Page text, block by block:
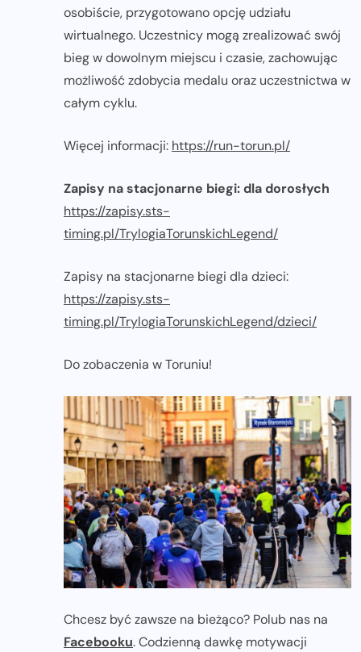
osobiście, przygotowano opcję udziału
wirtualnego. Uczestnicy mogą zrealizować swój
bieg w dowolnym miejscu i czasie, zachowując
możliwość zdobycia medalu oraz uczestnictwa w
całym cyklu.
Więcej informacji: https://run-torun.pl/
Zapisy na stacjonarne biegi: dla dorosłych
https://zapisy.sts-
timing.pl/TrylogiaTorunskichLegend/
Zapisy na stacjonarne biegi dla dzieci:
https://zapisy.sts-
timing.pl/TrylogiaTorunskichLegend/dzieci/
Do zobaczenia w Toruniu!
Chcesz być zawsze na bieżąco? Polub nas na
Facebooku. Codzienną dawkę motywacji